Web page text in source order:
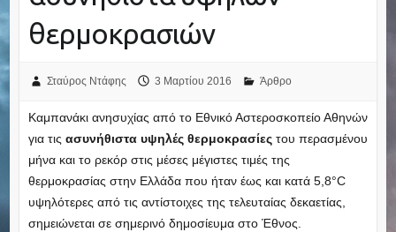
θερμοκρασιών
Σταύρος Ντάφης 3 Μαρτίου 2016 Άρθρο
Καμπανάκι ανησυχίας από το Εθνικό Αστεροσκοπείο Αθηνών
για τις ασυνήθιστα υψηλές θερμοκρασίεςτου περασμένου
μήνα και το ρεκόρ στις μέσες μέγιστες τιμές της
θερμοκρασίας στην Ελλάδα που ήταν έως και κατά 5,8°C
υψηλότερες από τις αντίστοιχες της τελευταίας δεκαετίας,
σημειώνεται σε σημερινό δημοσίευμα στο Έθνος.